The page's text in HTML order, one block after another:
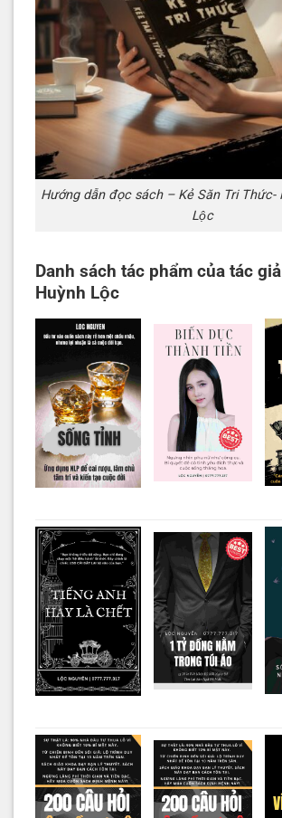
Hướng dẫn đọc sách – Kẻ Săn Tri Thức-
Lộc
Danh sách tác phẩm của tác
Huỳnh Lộc